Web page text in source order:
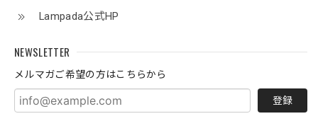
Lampada公式HP
NEWSLETTER
メルマガご希望の方はこちらから
登録